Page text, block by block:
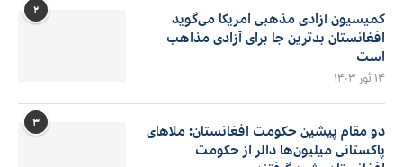
۲
کمیسیون آزادی مذهبی امریکا می‌گوید
افغانستان بدترین جا برای آزادی مذاهب
است
۱۴ ثور ۱۴۰۳
۳
دو مقام پیشین حکومت افغانستان: ملاهای
پاکستانی میلیون‌ها دالر از حکومت